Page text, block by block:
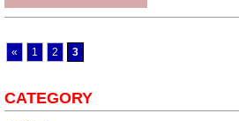
« 1 2 3
CATEGORY